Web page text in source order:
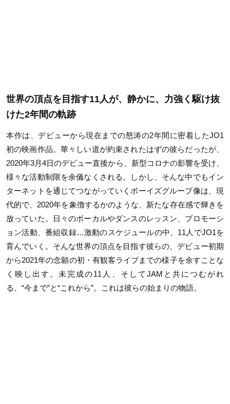
世界の頂点を目指す11人が、静かに、力強く駆け抜
けた2年間の軌跡
本作は、デビューから現在までの怒涛の2年間に密着したJO1
初の映画作品。華々しい道が約束されたはずの彼らだったが、
2020年3月4日のデビュー直後から、新型コロナの影響を受け、
様々な活動制限を余儀なくされる。しかし、そんな中でもイン
ターネットを通じてつながっていくボーイズグループ像は、現
代的で、2020年を象徴するかのような、新たな存在感で輝きを
放っていた。日々のボーカルやダンスのレッスン、プロモーシ
ョン活動、番組収録…激動のスケジュールの中、11人でJO1を
育んでいく。そんな世界の頂点を目指す彼らの、デビュー初期
から2021年の念願の初・有観客ライブまでの様子を余すことな
く映し出す。未完成の11人、そしてJAMと共につむがれ
る、“今まで”と“これから”。これは彼らの始まりの物語。